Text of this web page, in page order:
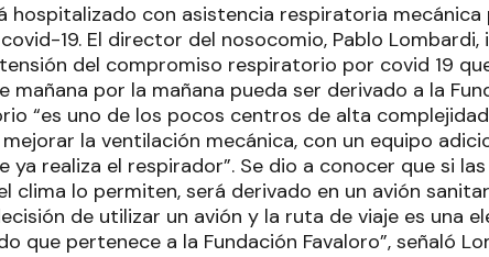
hospitalizado con asistencia respiratoria
19. El director del nosocomio, Pablo Lombardi,
del compromiso respiratorio por covid 19
mañana por la mañana pueda ser derivado a la
“es uno de los pocos centros de alta
la ventilación mecánica, con un equipo
realiza el respirador”. Se dio a conocer que si
clima lo permiten, será derivado en un avión
de utilizar un avión y la ruta de viaje es una
que pertenece a la Fundación Favaloro”, señaló